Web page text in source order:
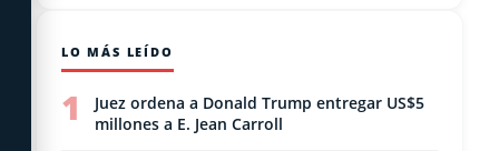
LO MÁS LEÍDO
1
Juez ordena a Donald Trump entregar US$5
millones a E. Jean Carroll